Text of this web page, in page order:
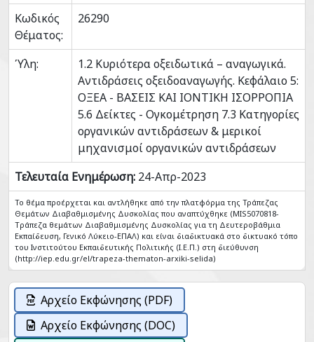
Κωδικός
Θέματος:
26290
Ύλη:
1.2 Κυριότερα οξειδωτικά – αναγωγικά.
Αντιδράσεις οξειδοαναγωγής. Κεφάλαιο 5:
ΟΞΕΑ - ΒΑΣΕΙΣ ΚΑΙ ΙΟΝΤΙΚΗ ΙΣΟΡΡΟΠΙΑ
5.6 Δείκτες - Ογκομέτρηση 7.3 Κατηγορίες
οργανικών αντιδράσεων & μερικοί
μηχανισμοί οργανικών αντιδράσεων
Τελευταία Ενημέρωση: 24-Απρ-2023
Το θέμα προέρχεται και αντλήθηκε από την πλατφόρμα της Τράπεζας
Θεμάτων Διαβαθμισμένης Δυσκολίας που αναπτύχθηκε (MIS5070818-
Tράπεζα θεμάτων Διαβαθμισμένης Δυσκολίας για τη Δευτεροβάθμια
Εκπαίδευση, Γενικό Λύκειο-ΕΠΑΛ) και είναι διαδικτυακά στο δικτυακό τόπο
του Ινστιτούτου Εκπαιδευτικής Πολιτικής (Ι.Ε.Π.) στη διεύθυνση
(http://iep.edu.gr/el/trapeza-thematon-arxiki-selida)
Αρχείο Εκφώνησης (PDF)
Αρχείο Εκφώνησης (DOC)